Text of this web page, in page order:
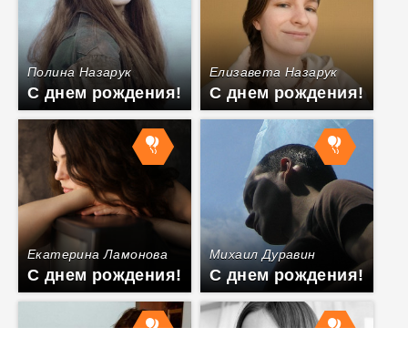
Полина Назарук
С днем рождения!
Елизавета Назарук
С днем рождения!
Екатерина Ламонова
С днем рождения!
Михаил Дуравин
С днем рождения!